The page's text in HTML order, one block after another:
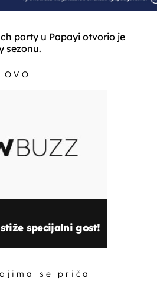
party u Papayi otvorio je
sezonu.
specijalni gost!
se priča